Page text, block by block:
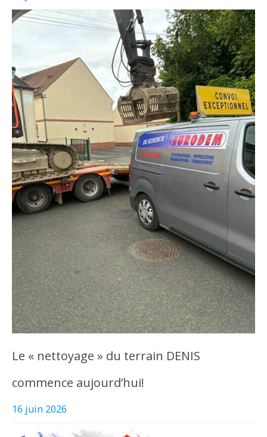
Le « nettoyage » du terrain DENIS
commence aujourd’hui!
16 juin 2026